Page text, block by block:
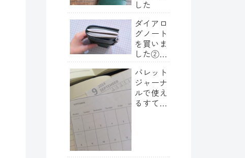
した
ダイアロ
グノート
を買いま
した②
イズ
バレット
ジャーナ
ルで使え
るすてき